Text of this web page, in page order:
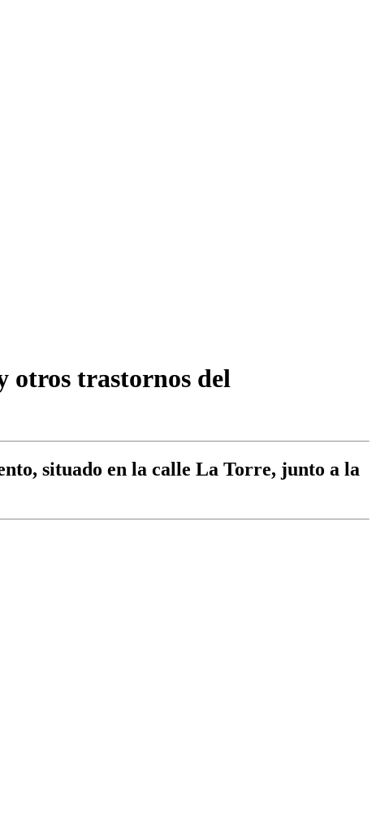
otros trastornos del
situado en la calle La Torre, junto a la